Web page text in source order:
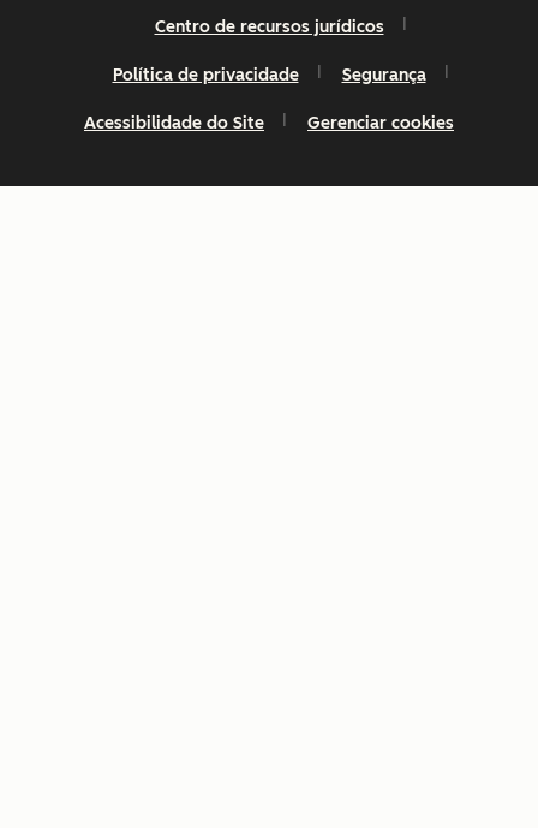
Centro de recursos jurídicos
Política de privacidade Segurança
Acessibilidade do Site Gerenciar cookies